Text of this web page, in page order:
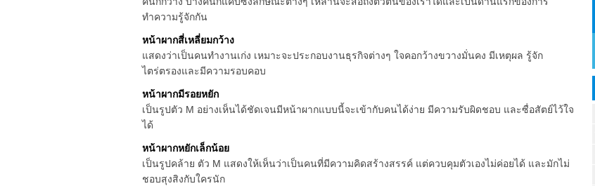
ทำความรู้จักกัน
หน้าผากสี่เหลี่ยมกว้าง
แสดงว่าเป็นคนทำงานเก่ง เหมาะจะประกอบงานธุรกิจต่างๆ ใจคอกว้างขวางมั่นคง มีเหตุผล รู้จัก
ไตร่ตรองและมีความรอบคอบ
หน้าผากมีรอยหยัก
เป็นรูปตัว M อย่างเห็นได้ชัดเจนมีหน้าผากแบบนี้จะเข้ากับคนได้ง่าย มีความรับผิดชอบ และซื่อสัตย์ไว้ใจ
ได้
หน้าผากหยักเล็กน้อย
เป็นรูปคล้าย ตัว M แสดงให้เห็นว่าเป็นคนที่มีความคิดสร้างสรรค์ แต่ควบคุมตัวเองไม่ค่อยได้ และมักไม่
ชอบสุงสิงกับใครนัก